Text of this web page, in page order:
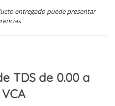
entregado puede presentar
TDS de 0.00 a